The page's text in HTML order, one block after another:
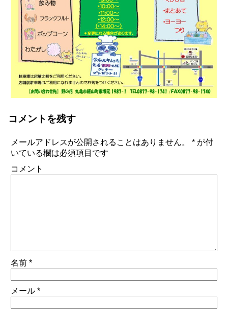
コメントを残す
メールアドレスが公開されることはありません。 *が付
いている欄は必須項目です
コメント
名前 *
メール *